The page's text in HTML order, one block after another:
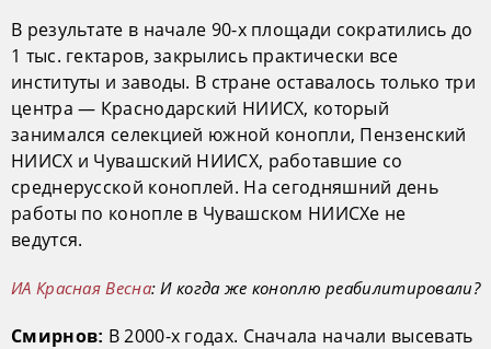
В результате в начале 90-х площади сократились до
1 тыс. гектаров, закрылись практически все
институты и заводы. В стране оставалось только три
центра — Краснодарский НИИСХ, который
занимался селекцией южной конопли, Пензенский
НИИСХ и Чувашский НИИСХ, работавшие со
среднерусской коноплей. На сегодняшний день
работы по конопле в Чувашском НИИСХе не
ведутся.
ИА Красная Весна: И когда же коноплю реабилитировали?
Смирнов: В 2000-х годах. Сначала начали высевать